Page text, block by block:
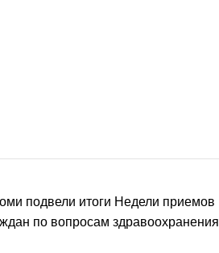
подвели итоги Недели приемов
по вопросам здравоохранения